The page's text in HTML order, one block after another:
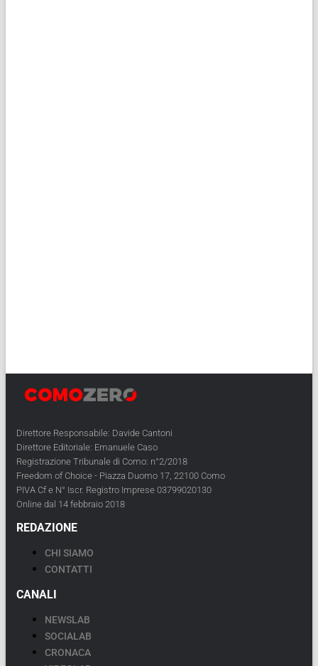
Direttore Responsabile: Davide Cantoni
Direttore Editoriale: Emanuele Caso
Registrazione Tribunale di Como: n°2/2018
Freedom of Choice - Piazza Duomo 17, 22100 Como
PIVA Cf e N° Iscr. Registro Imprese 03799020130
Online dal 14 febbraio 2018
REDAZIONE
CHI SIAMO
CONTATTI
CANALI
NEWSLAB
SOCIALAB
CRONACA